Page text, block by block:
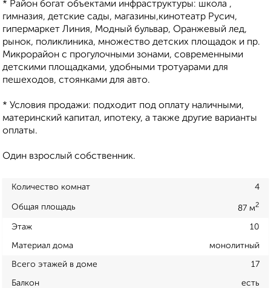
* Район богат объектами инфраструктуры: школа ,
гимназия, детские сады, магазины,кинотеатр Русич,
гипермаркет Линия, Модный бульвар, Оранжевый лед,
рынок, поликлиника, множество детских площадок и пр.
Микрорайон с прогулочными зонами, современными
детскими площадками, удобными тротуарами для
пешеходов, стоянками для авто.
* Условия продажи: подходит под оплату наличными,
материнский капитал, ипотеку, а также другие варианты
оплаты.
Один взрослый собственник.
Количество комнат 4
Общая площадь 87 м2
Этаж 10
Материал дома монолитный
Всего этажей в доме 17
Балкон есть